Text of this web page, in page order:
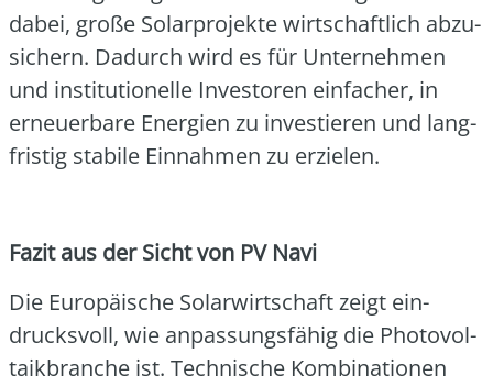
dabei, gro­ße Solar­pro­jek­te wirt­schaft­lich abzu­
si­chern. Dadurch wird es für Unter­neh­men
und insti­tu­tio­nel­le Inves­to­ren ein­fa­cher, in
erneu­er­ba­re Ener­gien zu inves­tie­ren und lang­
fris­tig sta­bi­le Ein­nah­men zu erzie­len.
Fazit aus der Sicht von PV Navi
Die Euro­päi­sche Solar­wirt­schaft zeigt ein­
drucks­voll, wie anpas­sungs­fä­hig die Pho­to­vol­
ta­ik­bran­che ist. Tech­ni­sche Kom­bi­na­tio­nen